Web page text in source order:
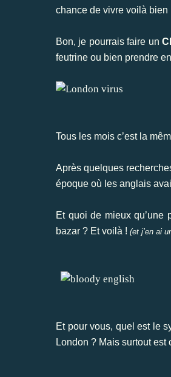
chance de vivre voilà
Bon, je pourrais faire un
feutrine ou bien prendre
Tous les mois c’est la
Après quelques
époque où les anglais
Et quoi de mieux qu’une
bazar ? Et voilà ! (et j’en ai
Et pour vous, quel est le
London ? Mais surtout